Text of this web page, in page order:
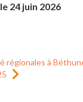
24 juin 2026
régionales à